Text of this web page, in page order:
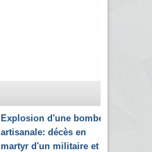
Explosion d'une bombe
artisanale: décès en
martyr d'un militaire et